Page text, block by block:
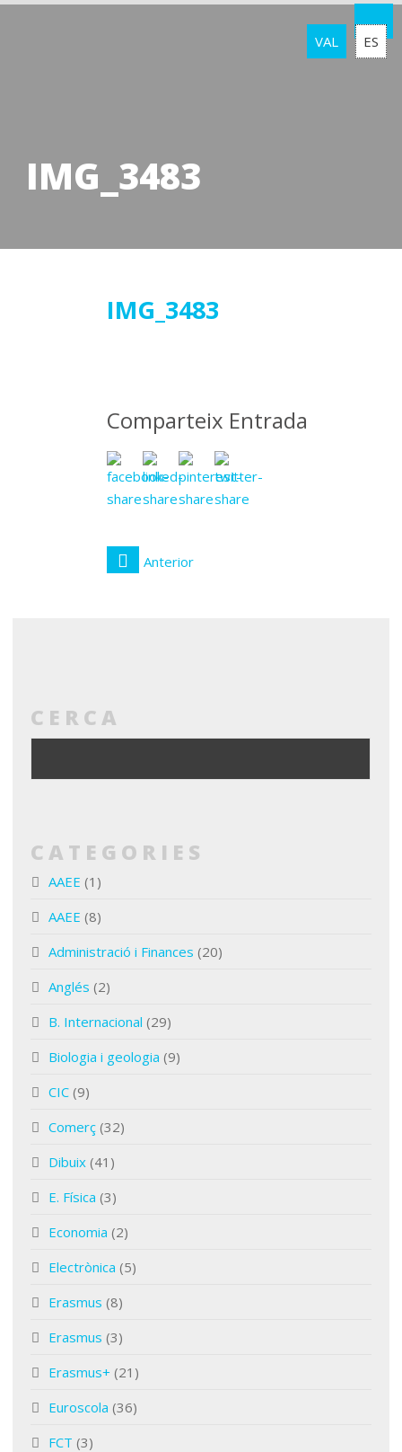
VAL ES
IMG_3483
IMG_3483
Comparteix Entrada
Anterior
CERCA
CATEGORIES
AAEE (1)
AAEE (8)
Administració i Finances (20)
Anglés (2)
B. Internacional (29)
Biologia i geologia (9)
CIC (9)
Comerç (32)
Dibuix (41)
E. Física (3)
Economia (2)
Electrònica (5)
Erasmus (8)
Erasmus (3)
Erasmus+ (21)
Euroscola (36)
FCT (3)